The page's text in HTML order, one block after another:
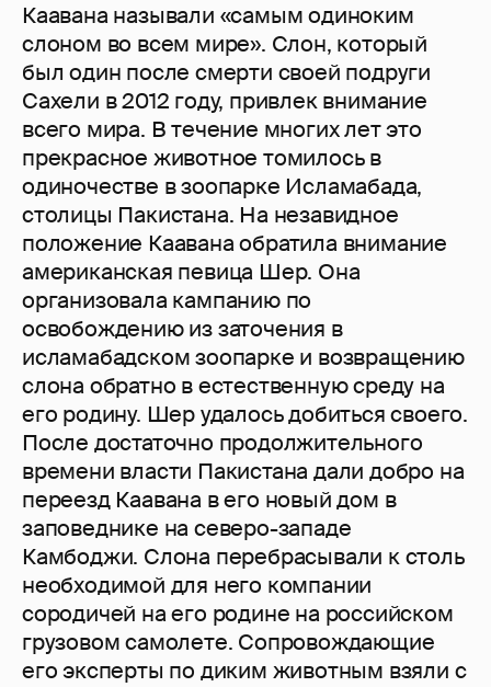
Каавана называли «самым одиноким
слоном во всем мире». Слон, который
был один после смерти своей подруги
Сахели в 2012 году, привлек внимание
всего мира. В течение многих лет это
прекрасное животное томилось в
одиночестве в зоопарке Исламабада,
столицы Пакистана. На незавидное
положение Каавана обратила внимание
американская певица Шер. Она
организовала кампанию по
освобождению из заточения в
исламабадском зоопарке и возвращению
слона обратно в естественную среду на
его родину. Шер удалось добиться своего.
После достаточно продолжительного
времени власти Пакистана дали добро на
переезд Каавана в его новый дом в
заповеднике на северо-западе
Камбоджи. Слона перебрасывали к столь
необходимой для него компании
сородичей на его родине на российском
грузовом самолете. Сопровождающие
его эксперты по диким животным взяли с